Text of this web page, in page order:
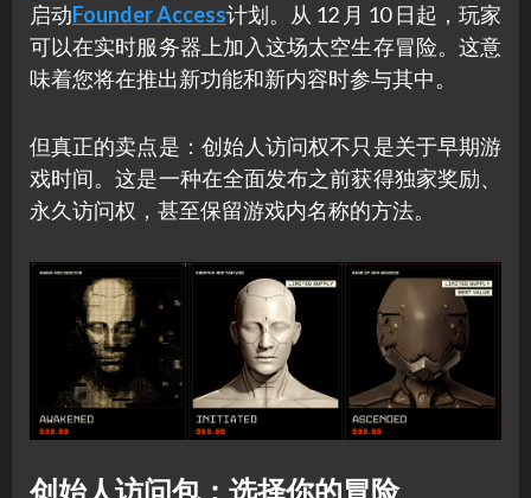
启动Founder Access计划。从 12 月 10 日起，玩家
可以在实时服务器上加入这场太空生存冒险。这意
味着您将在推出新功能和新内容时参与其中。
但真正的卖点是：创始人访问权不只是关于早期游
戏时间。这是一种在全面发布之前获得独家奖励、
永久访问权，甚至保留游戏内名称的方法。
创始人访问包：选择你的冒险